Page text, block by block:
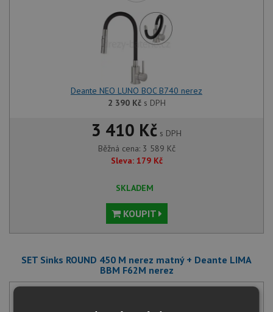
Deante NEO LUNO BOC B740 nerez
2 390 Kčs DPH
3 410 Kč s DPH
Běžná cena: 3 589 Kč
Sleva: 179 Kč
SKLADEM
KOUPIT
SET Sinks ROUND 450 M nerez matný + Deante LIMA
BBM F62M nerez